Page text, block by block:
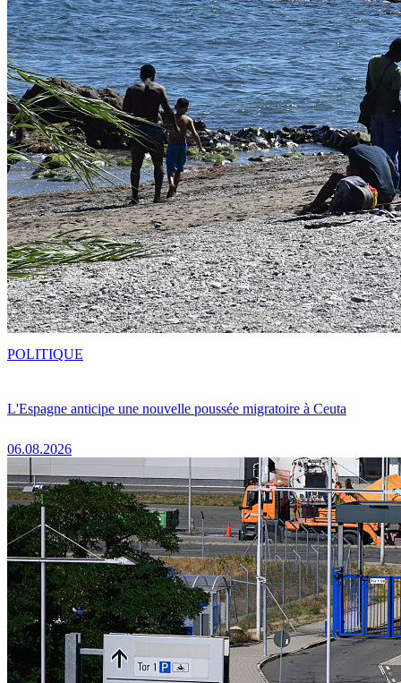
L'Espagne anticipe une nouvelle poussée migratoire à Ceuta
06.08.2026
POLITIQUE